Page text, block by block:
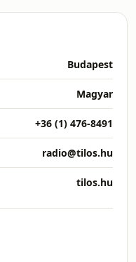
Budapest
Magyar
+36 (1) 476-8491
radio@tilos.hu
tilos.hu